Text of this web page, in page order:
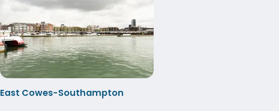
East Cowes-Southampton